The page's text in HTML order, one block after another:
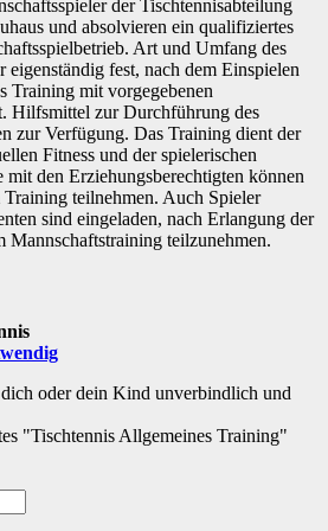
der Tischtennisabteilung
und absolvieren ein qualifiziertes
Art und Umfang des
eigenständig fest, nach dem Einspielen
Training mit vorgegebenen
Hilfsmittel zur Durchführung des
zur Verfügung. Das Training dient der
Fitness und der spielerischen
den Erziehungsberechtigten können
Training teilnehmen. Auch Spieler
sind eingeladen, nach Erlangung der
teilzunehmen.
oder dein Kind unverbindlich und
"Tischtennis Allgemeines Training"